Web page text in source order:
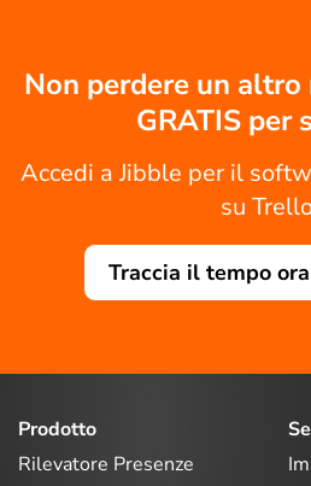
Non perdere un
GRATIS per
Accedi a Jibble per il
su
Traccia il tempo
Prodotto
Rilevatore Presenze